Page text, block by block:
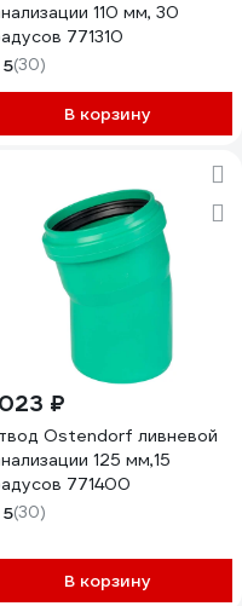
110 мм, 30
771310
5(30)
В корзину
₽
Ostendorf ливневой
125 мм,15
771400
5(30)
В корзину